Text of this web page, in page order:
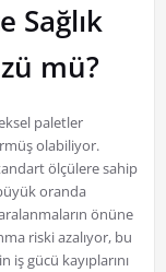
Sağlık
mü?
paletler
olabiliyor.
ölçülere sahip
oranda
önüne
riski azalıyor, bu
iş gücü kayıplarını